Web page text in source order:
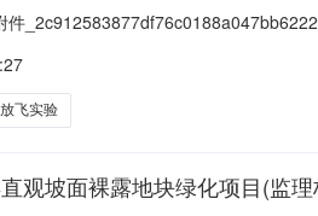
件
143万元，招标人为延安市宝塔区南泥
飞实验
观坡面裸露地块绿化项目(监